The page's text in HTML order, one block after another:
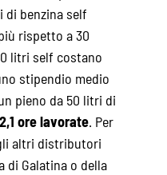
di benzina self
rispetto a 30
litri self costano
stipendio medio
pieno da 50 litri di
ore lavorate. Per
altri distributori
di Galatina o della